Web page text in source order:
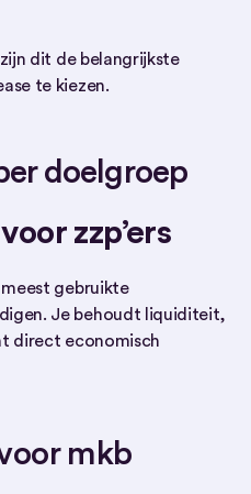
zijn dit de belangrijkste
te kiezen.
doelgroep
zzp’ers
meest gebruikte
Je behoudt liquiditeit,
direct economisch
mkb